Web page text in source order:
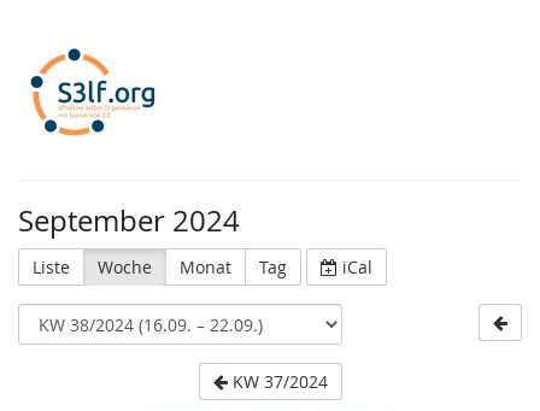
S3lf.org
September 2024
Liste Woche Monat Tag iCal
KW 37/2024